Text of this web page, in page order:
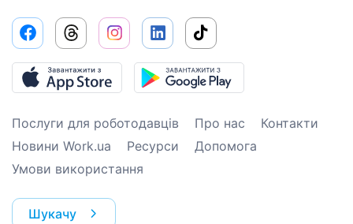
Послуги для роботодавців Про нас
Контакти
Новини Work.ua
Ресурси
Допомога
Умови використання
Шукачу